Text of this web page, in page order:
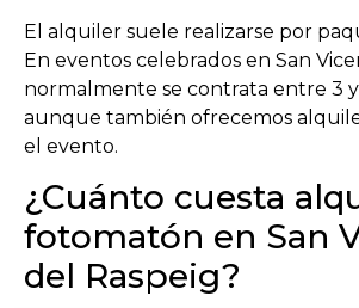
El alquiler suele realizarse por
En eventos celebrados en San
normalmente se contrata entre 3 y
aunque también ofrecemos
el evento.
¿Cuánto cuesta
fotomatón en San
del Raspeig?